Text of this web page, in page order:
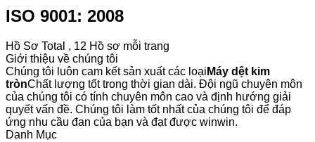
ISO 9001: 2008
Hồ Sơ Total , 12 Hồ sơ mỗi trang
Giới thiệu về chúng tôi
Chúng tôi luôn cam kết sản xuất các loại Máy dệt kim
trònChất lượng tốt trong thời gian dài. Đội ngũ chuyên môn
của chúng tôi có tính chuyên môn cao và định hướng giải
quyết vấn đề. Chúng tôi làm tốt nhất của chúng tôi để đáp
ứng nhu cầu đan của bạn và đạt được winwin.
Danh Mục